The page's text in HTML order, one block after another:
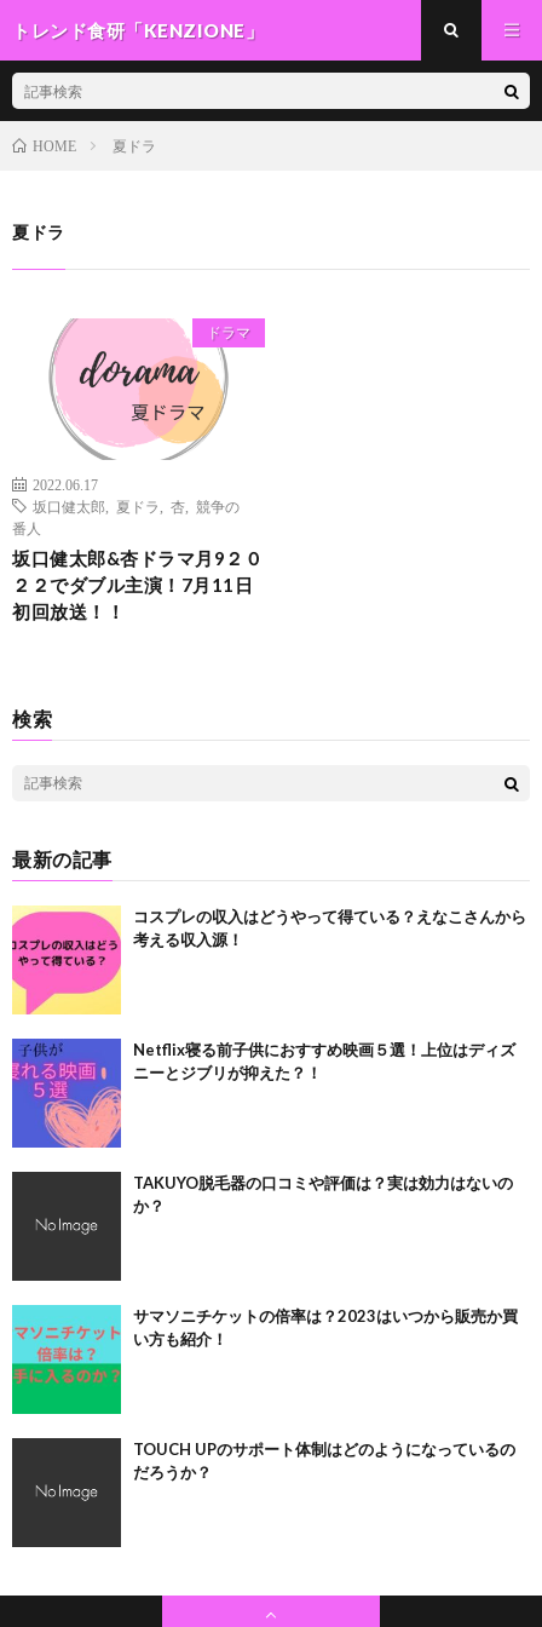
トレンド食研「KENZIONE」
HOME 夏ドラ
夏ドラ
ドラマ
2022.06.17
坂口健太郎
夏ドラ 杏
競争の
番人
坂口健太郎&杏ドラマ月9２０
２２でダブル主演！7月11日
初回放送！！
検索
最新の記事
コスプレの収入はどうやって得ている？えなこさんから
考える収入源！
Netflix寝る前子供におすすめ映画５選！上位はディズ
ニーとジブリが抑えた？！
TAKUYO脱毛器の口コミや評価は？実は効力はないの
か？
サマソニチケットの倍率は？2023はいつから販売か買
い方も紹介！
TOUCH UPのサポート体制はどのようになっているの
だろうか？